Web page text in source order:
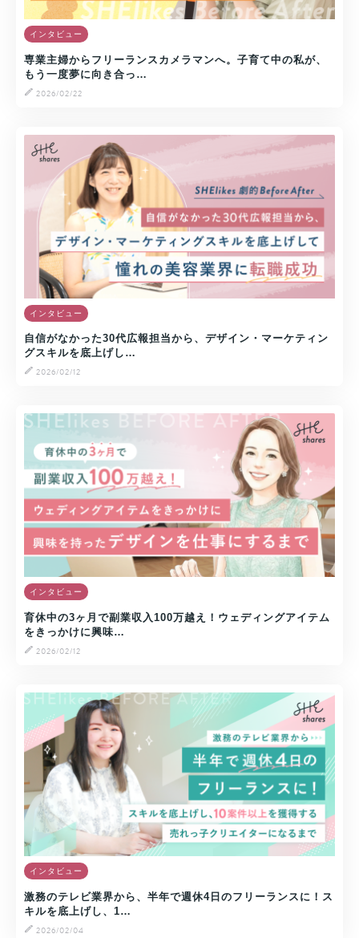
インタビュー
専業主婦からフリーランスカメラマンへ。子育て中の私が、
もう一度夢に向き合っ…
2026/02/22
インタビュー
自信がなかった30代広報担当から、デザイン・マーケティン
グスキルを底上げし…
2026/02/12
インタビュー
育休中の3ヶ月で副業収入100万越え！ウェディングアイテム
をきっかけに興味…
2026/02/12
インタビュー
激務のテレビ業界から、半年で週休4日のフリーランスに！ス
キルを底上げし、1…
2026/02/04